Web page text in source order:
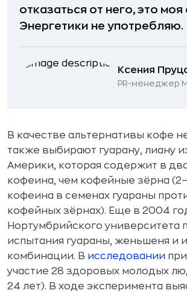
отказаться от него, это моя
Энергетики не употребляю.
Ксения
PR-менеджер
В качестве альтернативы кофе
также выбирают гуарану, лиану
Америки, которая содержит в
кофеина, чем кофейные зёрна
кофеина в семенах гуараны
кофейных зёрнах). Еще в 2004
Нортумбрийского университета
испытания гуараны, женьшеня и
комбинации. В исследовании
участие 28 здоровых молодых
24 лет). В ходе эксперимента